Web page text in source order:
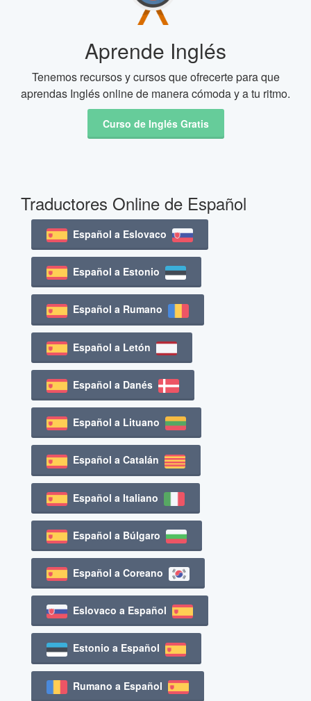
Aprende Inglés
Tenemos recursos y cursos que ofrecerte para que
aprendas Inglés online de manera cómoda y a tu ritmo.
Curso de Inglés Gratis
Traductores Online de Español
Español a Eslovaco
Español a Estonio
Español a Rumano
Español a Letón
Español a Danés
Español a Lituano
Español a Catalán
Español a Italiano
Español a Búlgaro
Español a Coreano
Eslovaco a Español
Estonio a Español
Rumano a Español